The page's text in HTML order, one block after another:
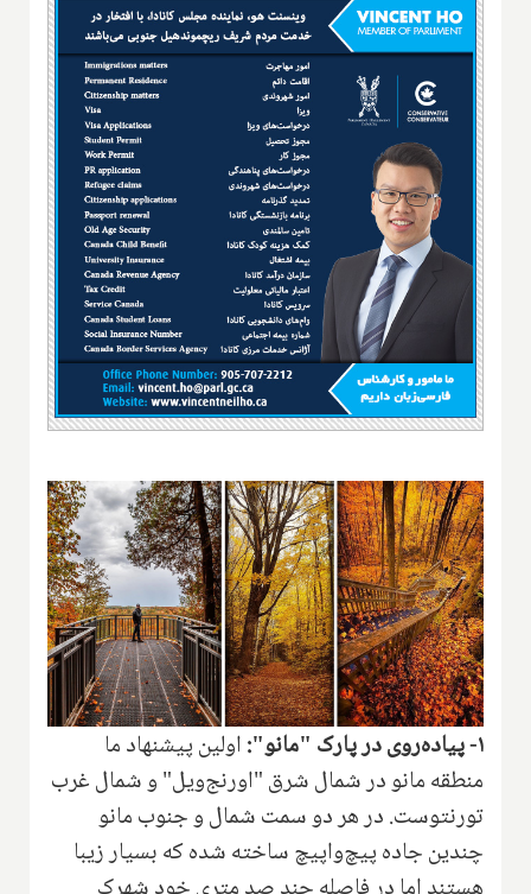
۱- پیاده‌روی در پارک "مانو":
اولین پیشنهاد ما
منطقه مانو در شمال شرق "اورنج‌ویل" و شمال غرب
تورنتوست. در هر دو سمت شمال و جنوب مانو
چندین جاده پیچ‌وا‌پیچ ساخته شده که بسیار زیبا